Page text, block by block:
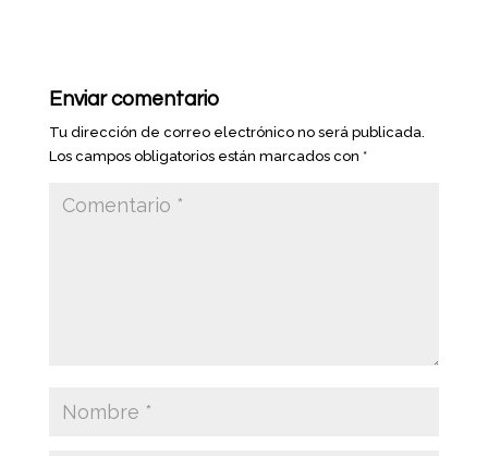
Enviar comentario
Tu dirección de correo electrónico no será publicada.
Los campos obligatorios están marcados con *